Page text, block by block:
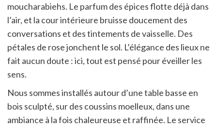
moucharabiehs. Le parfum des épices flotte déjà dans
l’air, et la cour intérieure bruisse doucement des
conversations et des tintements de vaisselle. Des
pétales de rose jonchent le sol. L’élégance des lieux ne
fait aucun doute : ici, tout est pensé pour éveiller les
sens.
Nous sommes installés autour d’une table basse en
bois sculpté, sur des coussins moelleux, dans une
ambiance à la fois chaleureuse et raffinée. Le service